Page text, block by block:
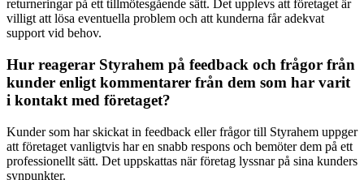
returneringar på ett tillmötesgående sätt. Det upplevs att företaget är
villigt att lösa eventuella problem och att kunderna får adekvat
support vid behov.
Hur reagerar Styrahem på feedback och frågor från
kunder enligt kommentarer från dem som har varit
i kontakt med företaget?
Kunder som har skickat in feedback eller frågor till Styrahem uppger
att företaget vanligtvis har en snabb respons och bemöter dem på ett
professionellt sätt. Det uppskattas när företag lyssnar på sina kunders
synpunkter.